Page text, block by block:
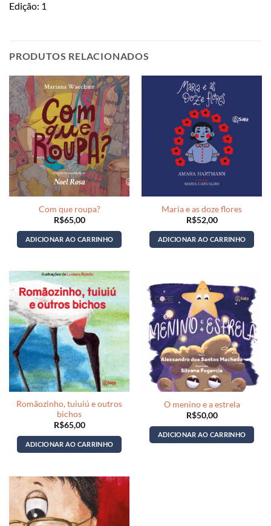
Edição: 1
PRODUTOS RELACIONADOS
Com que roupa?
R$65,00
ADICIONAR AO CARRINHO
Maria e as doze flores
R$52,00
ADICIONAR AO CARRINHO
Romãozinho, tuiuiú e outros
bichos
R$65,00
ADICIONAR AO CARRINHO
O menino e a estrela
R$50,00
ADICIONAR AO CARRINHO